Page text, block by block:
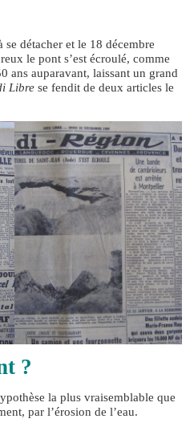
détacher et le 18 décembre
le pont s’est écroulé, comme
ans auparavant, laissant un grand
Libre se fendit de deux articles le
?
la plus vraisemblable que
par l’érosion de l’eau.